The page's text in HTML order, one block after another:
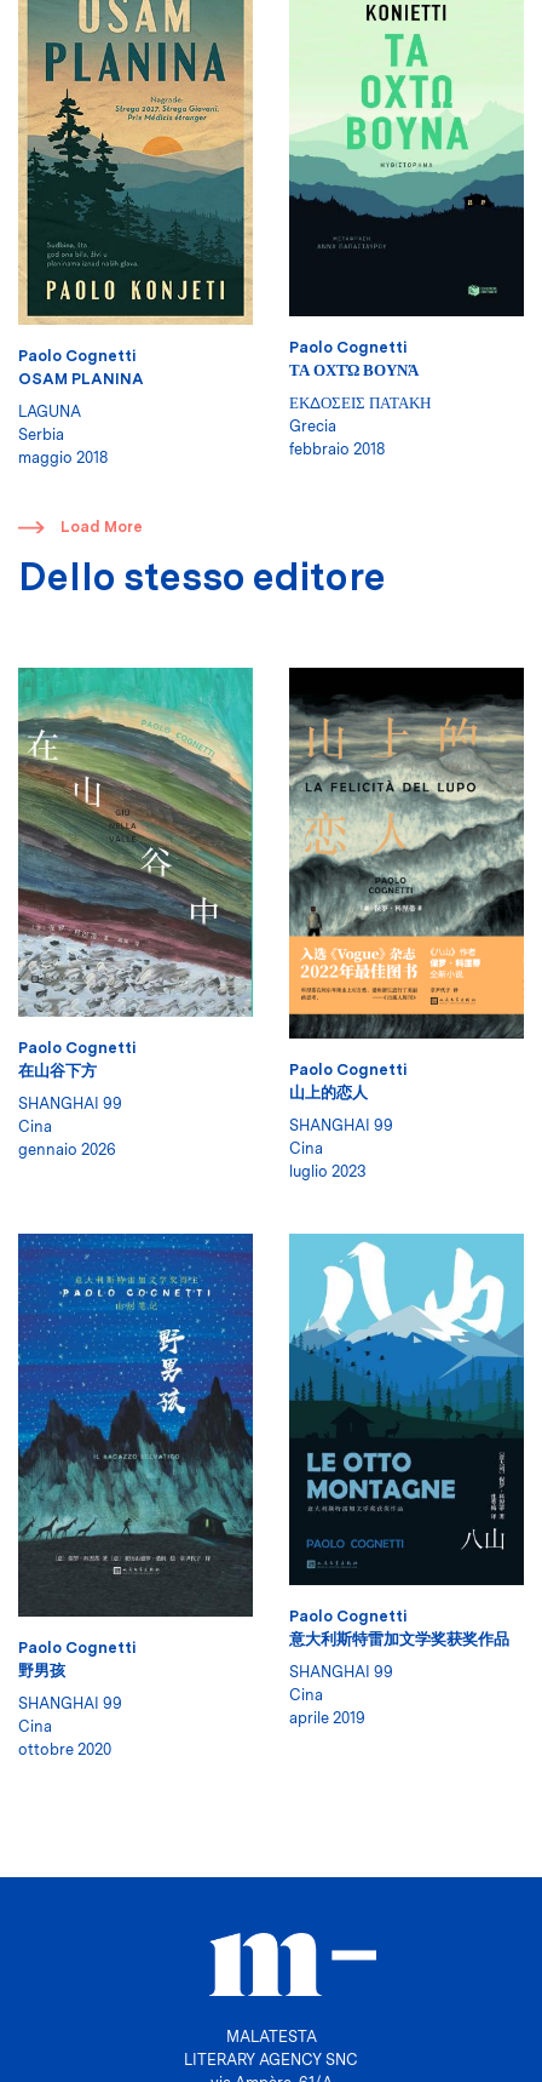
Paolo Cognetti
OSAM PLANINA
LAGUNA
Serbia
maggio 2018
Paolo Cognetti
ΤΑ ΟΧΤΏ ΒΟΥΝΆ
ΕΚΔΟΣΕΙΣ ΠΑΤΑΚΗ
Grecia
febbraio 2018
​ Load More
Dello stesso editore
Paolo Cognetti
在山谷下方
SHANGHAI 99
Cina
gennaio 2026
Paolo Cognetti
山上的恋人
SHANGHAI 99
Cina
luglio 2023
Paolo Cognetti
野男孩
SHANGHAI 99
Cina
ottobre 2020
Paolo Cognetti
意大利斯特雷加文学奖获奖作品
SHANGHAI 99
Cina
aprile 2019
MALATESTA
LITERARY AGENCY SNC